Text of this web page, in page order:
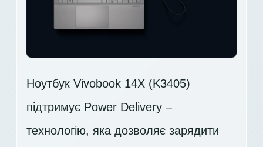
Ноутбук Vivobook 14X (K3405)
підтримує Power Delivery –
технологію, яка дозволяє зарядити